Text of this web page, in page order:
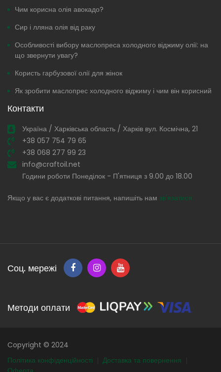
Чим корисна олія авокадо?
Сир і лляна олія від раку
Особливості вибору маслопреса холодного віджиму олії: на
що звернути увагу?
Користь гарбузової олії для жінок
Як зробити маслопрес холодного віджиму і чим він корисний
Контакти
Україна / Харківська область / Харків вул. Космічна, 21
+38 057 754 79 65
+38 068 277 99 23
info@craftoil.net
Години роботи Понеділок - П'ятниця з 9.00 до 18.00
Якщо у вас є додаткові питання, напишіть нам зв'язатися
Соц. мережі
Методи оплати
Copyright © 2024
Політика конфіденційності
Доставка та повернення